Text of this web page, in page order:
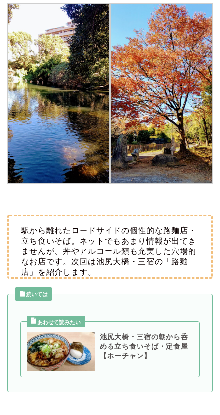
駅から離れたロードサイドの個性的な路麺店・
立ち食いそば。ネットでもあまり情報が出てき
ませんが、丼やアルコール類も充実した穴場的
なお店です。次回は池尻大橋・三宿の「路麺
店」を紹介します。
続いては
池尻大橋・三宿の朝から呑
める立ち食いそば・定食屋
【ホーチャン】